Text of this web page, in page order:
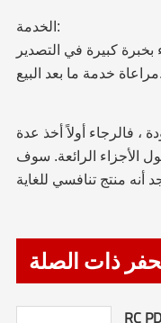
الخدمة:
مراعاة خدمة ما بعد البيع.
، فالرجاء أولاً أخذ عدة
الأجزاء الرائعة. سوف
ذات الصلة